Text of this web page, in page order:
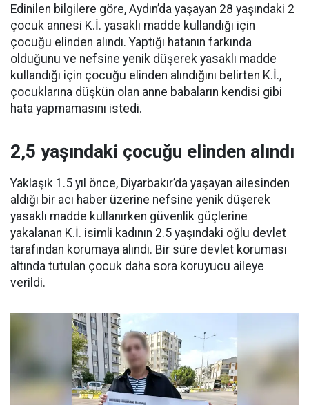
Edinilen bilgilere göre, Aydın’da yaşayan 28 yaşındaki 2
çocuk annesi K.İ. yasaklı madde kullandığı için
çocuğu elinden alındı. Yaptığı hatanın farkında
olduğunu ve nefsine yenik düşerek yasaklı madde
kullandığı için çocuğu elinden alındığını belirten K.İ.,
çocuklarına düşkün olan anne babaların kendisi gibi
hata yapmamasını istedi.
2,5 yaşındaki çocuğu elinden alındı
Yaklaşık 1.5 yıl önce, Diyarbakır’da yaşayan ailesinden
aldığı bir acı haber üzerine nefsine yenik düşerek
yasaklı madde kullanırken güvenlik güçlerine
yakalanan K.İ. isimli kadının 2.5 yaşındaki oğlu devlet
tarafından korumaya alındı. Bir süre devlet koruması
altında tutulan çocuk daha sora koruyucu aileye
verildi.